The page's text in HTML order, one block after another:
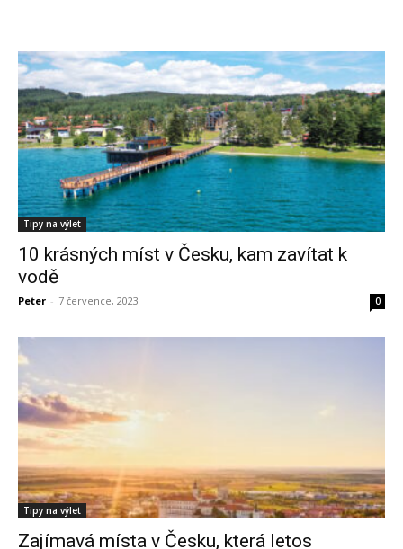
Tipy na výlet
10 krásných míst v Česku, kam zavítat k
vodě
Peter - 7 července, 2023 0
Tipy na výlet
Zajímavá místa v Česku, která letos